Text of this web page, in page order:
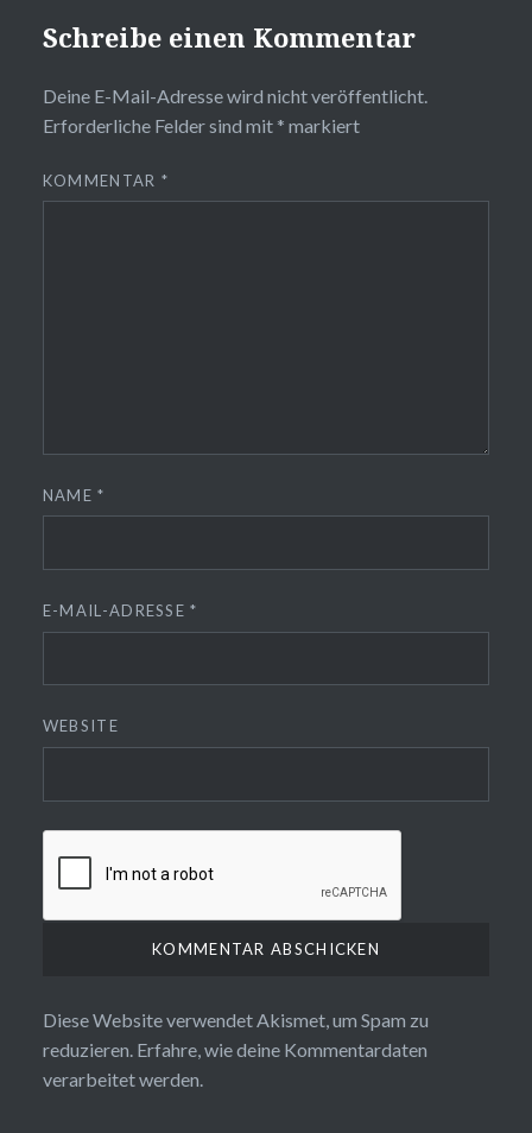
Schreibe einen Kommentar
Deine E-Mail-Adresse wird nicht veröffentlicht.
Erforderliche Felder sind mit * markiert
KOMMENTAR *
NAME*
E-MAIL-ADRESSE*
WEBSITE
Diese Website verwendet Akismet, um Spam zu
reduzieren. Erfahre, wie deine Kommentardaten
verarbeitet werden.